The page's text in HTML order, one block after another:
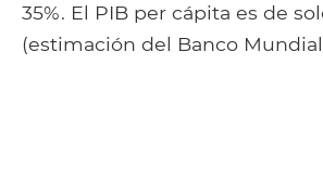
35%. El PIB per cápita es de
(estimación del Banco